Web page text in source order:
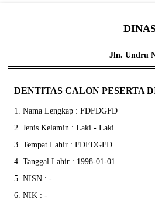
Jln. Undru
DENTITAS CALON PESERTA
1. Nama Lengkap : FDFDGFD
2. Jenis Kelamin : Laki - Laki
3. Tempat Lahir : FDFDGFD
4. Tanggal Lahir : 1998-01-01
5. NISN : -
6. NIK : -